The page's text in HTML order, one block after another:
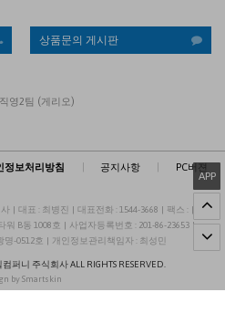
APP
상품문의 게시판
영2팀 (게리오)
정보처리방침 공지사항 PC버젼
| 대표 : 최병진 | 대표전화 : 1544-3668 | 팩스 :
|
워 B동 1008호 | 사업자등록번호 : 201-86-23653 |
명-0512호 | 개인정보관리책임자 : 최성민
퍼니 주식회사ALL RIGHTS RESERVED.